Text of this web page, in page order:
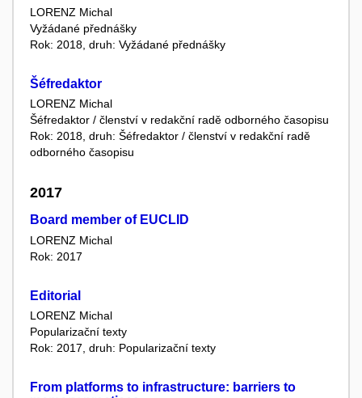
LORENZ Michal
Vyžádané přednášky
Rok: 2018, druh: Vyžádané přednášky
Šéfredaktor
LORENZ Michal
Šéfredaktor / členství v redakční radě odborného časopisu
Rok: 2018, druh: Šéfredaktor / členství v redakční radě
odborného časopisu
2017
Board member of EUCLID
LORENZ Michal
Rok: 2017
Editorial
LORENZ Michal
Popularizační texty
Rok: 2017, druh: Popularizační texty
From platforms to infrastructure: barriers to